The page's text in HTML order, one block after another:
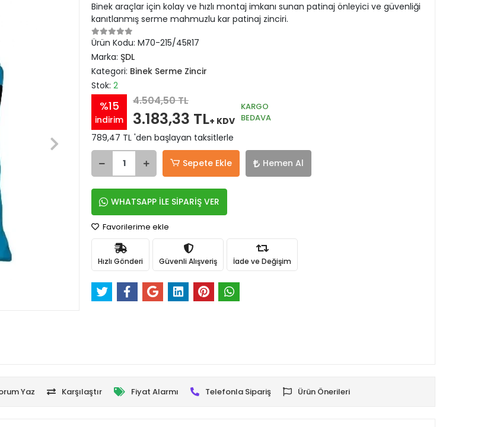
Binek araçlar için kolay ve hızlı montaj imkanı sunan patinaj önleyici ve güvenliği
kanıtlanmış serme mahmuzlu kar patinaj zinciri.
Ürün Kodu: M70-215/45R17
Marka: ŞDL
Kategori: Binek Serme Zincir
Stok: 2
%15
indirim
4.504,50 TL
3.183,33 TL+ KDV
KARGO
BEDAVA
789,47 TL 'den başlayan taksitlerle
Sepete Ekle Hemen Al
WHATSAPP İLE SİPARİŞ VER
Favorilerime ekle
Hızlı Gönderi Güvenli Alışveriş İade ve Değişim
Yaz Karşılaştır Fiyat Alarmı Telefonla Sipariş Ürün Önerileri